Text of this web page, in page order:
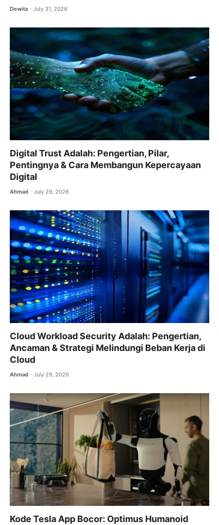
Dewita July 31, 2026
Digital Trust Adalah: Pengertian, Pilar,
Pentingnya & Cara Membangun Kepercayaan
Digital
Ahmad July 29, 2026
Cloud Workload Security Adalah: Pengertian,
Ancaman & Strategi Melindungi Beban Kerja di
Cloud
Ahmad July 29, 2026
Kode Tesla App Bocor: Optimus Humanoid